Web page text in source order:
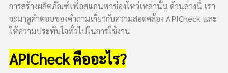
การสร้างผลิตภัณฑ์เพื่อสแกนหาช่องโหว่เหล่านั้น ด้านล่างนี้ เรา
จะมาดูคำตอบของคำถามเกี่ยวกับความสอดคล้อง APICheck และ
ให้ความประทับใจทั่วไปในการใช้งาน
APICheck คืออะไร?